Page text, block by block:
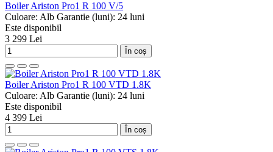
Boiler Ariston Pro1 R 100 V/5
Culoare: Alb Garantie (luni): 24 luni
Este disponibil
3 299 Lei
În coș
Boiler Ariston Pro1 R 100 VTD 1.8K
Culoare: Alb Garantie (luni): 24 luni
Este disponibil
4 399 Lei
În coș